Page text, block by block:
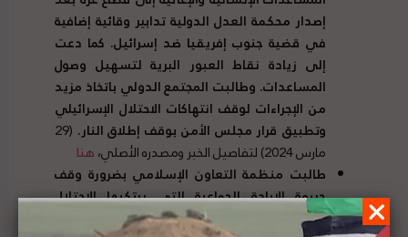
إصدار محكمة العدل الدولية تدابير وقائية إضافية
في قضية جنوب إفريقيا ضد إسرائيل. كما دعت
إلى زيادة نقاط العبور البرية لتسهيل وصول
المساعدات. وطالبت المجتمع الدولي باتخاذ مزيد
من الإجراءات لوقف انتهاكات الاحتلال الإسرائيلي
وتطبيق قرار مجلس الأمن بوقف إطلاق النار.
(29
مارس 2024) لتفاصيل الخبر ومصدره الأصلي،
هنا
طالبت منظمة التعاون الإسلامي بضرورة وقف
جريمة الإبادة الجماعية التي يرتكبها الاحتلال
الإسرائيلي ضد الشعب الفلسطيني في قطاع